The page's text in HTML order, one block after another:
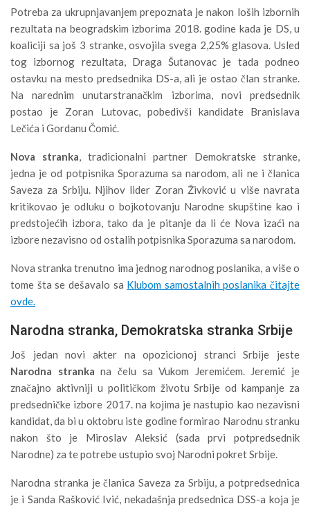
Potreba za ukrupnjavanjem prepoznata je nakon loših izbornih
rezultata na beogradskim izborima 2018. godine kada je DS, u
koaliciji sa još 3 stranke, osvojila svega 2,25% glasova. Usled
tog izbornog rezultata, Draga Šutanovac je tada podneo
ostavku na mesto predsednika DS-a, ali je ostao član stranke.
Na narednim unutarstranačkim izborima, novi predsednik
postao je Zoran Lutovac, pobedivši kandidate Branislava
Lečića i Gordanu Čomić.
Nova stranka, tradicionalni partner Demokratske stranke,
jedna je od potpisnika Sporazuma sa narodom, ali ne i članica
Saveza za Srbiju. Njihov lider Zoran Živković u više navrata
kritikovao je odluku o bojkotovanju Narodne skupštine kao i
predstojećih izbora, tako da je pitanje da li će Nova izaći na
izbore nezavisno od ostalih potpisnika Sporazuma sa narodom.
Nova stranka trenutno ima jednog narodnog poslanika, a više o
tome šta se dešavalo sa Klubom samostalnih poslanika čitajte
ovde.
Narodna stranka, Demokratska stranka Srbije
Još jedan novi akter na opozicionoj stranci Srbije jeste
Narodna strankana čelu sa Vukom Jeremićem. Jeremić je
značajno aktivniji u političkom životu Srbije od kampanje za
predsedničke izbore 2017. na kojima je nastupio kao nezavisni
kandidat, da bi u oktobru iste godine formirao Narodnu stranku
nakon što je Miroslav Aleksić (sada prvi potpredsednik
Narodne) za te potrebe ustupio svoj Narodni pokret Srbije.
Narodna stranka je članica Saveza za Srbiju, a potpredsednica
je i Sanda Rašković Ivić, nekadašnja predsednica DSS-a koja je